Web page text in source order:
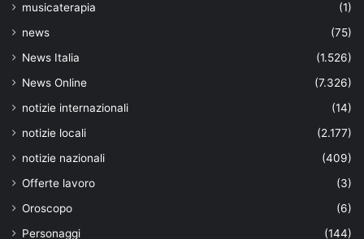
musicaterapia
(1)
news
(75)
News Italia
(1.526)
News Online
(7.326)
notizie internazionali
(14)
notizie locali
(2.177)
notizie nazionali
(409)
Offerte lavoro
(3)
Oroscopo
(6)
Personaggi
(144)